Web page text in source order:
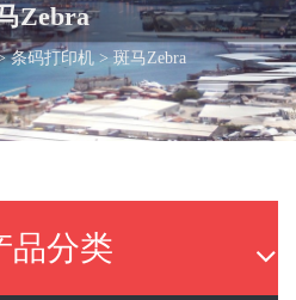
Zebra
条码打印机> 斑马Zebra
品分类